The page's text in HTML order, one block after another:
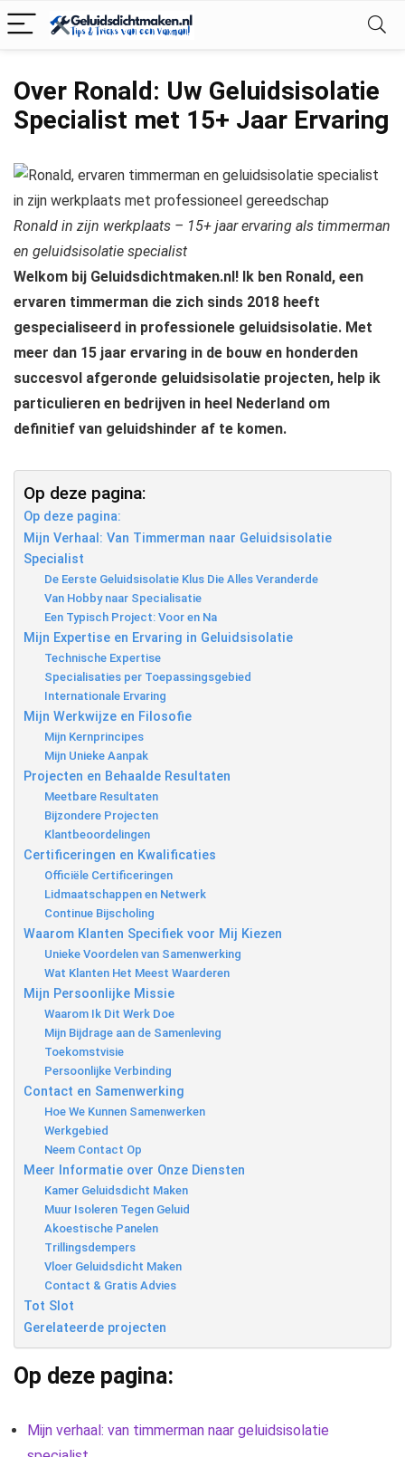
Over Ronald: Uw Geluidsisolatie
Specialist met 15+ Jaar Ervaring
Ronald in zijn werkplaats – 15+ jaar ervaring als timmerman
en geluidsisolatie specialist
Welkom bij Geluidsdichtmaken.nl! Ik ben Ronald, een
ervaren timmerman die zich sinds 2018 heeft
gespecialiseerd in professionele geluidsisolatie. Met
meer dan 15 jaar ervaring in de bouw en honderden
succesvol afgeronde geluidsisolatie projecten, help ik
particulieren en bedrijven in heel Nederland om
definitief van geluidshinder af te komen.
Op deze pagina:
Op deze pagina:
Mijn Verhaal: Van Timmerman naar Geluidsisolatie
Specialist
De Eerste Geluidsisolatie Klus Die Alles Veranderde
Van Hobby naar Specialisatie
Een Typisch Project: Voor en Na
Mijn Expertise en Ervaring in Geluidsisolatie
Technische Expertise
Specialisaties per Toepassingsgebied
Internationale Ervaring
Mijn Werkwijze en Filosofie
Mijn Kernprincipes
Mijn Unieke Aanpak
Projecten en Behaalde Resultaten
Meetbare Resultaten
Bijzondere Projecten
Klantbeoordelingen
Certificeringen en Kwalificaties
Officiële Certificeringen
Lidmaatschappen en Netwerk
Continue Bijscholing
Waarom Klanten Specifiek voor Mij Kiezen
Unieke Voordelen van Samenwerking
Wat Klanten Het Meest Waarderen
Mijn Persoonlijke Missie
Waarom Ik Dit Werk Doe
Mijn Bijdrage aan de Samenleving
Toekomstvisie
Persoonlijke Verbinding
Contact en Samenwerking
Hoe We Kunnen Samenwerken
Werkgebied
Neem Contact Op
Meer Informatie over Onze Diensten
Kamer Geluidsdicht Maken
Muur Isoleren Tegen Geluid
Akoestische Panelen
Trillingsdempers
Vloer Geluidsdicht Maken
Contact & Gratis Advies
Tot Slot
Gerelateerde projecten
Op deze pagina:
Mijn verhaal: van timmerman naar geluidsisolatie